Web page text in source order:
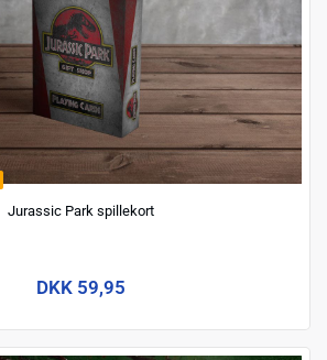
Jurassic Park spillekort
DKK 59,95